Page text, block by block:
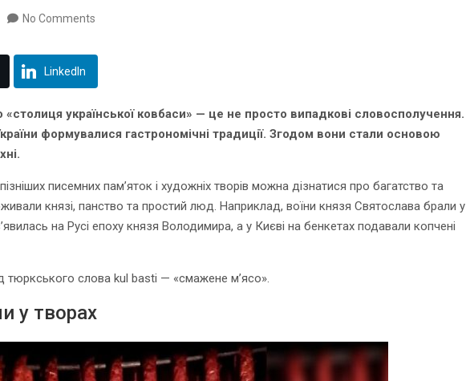
No Comments
LinkedIn
української ковбаси» — це не просто випадкові словосполучення.
формувалися гастрономічні традиції. Згодом вони стали основою
писемних пам’яток і художніх творів можна дізнатися про багатство та
князі, панство та простий люд. Наприклад, воїни князя Святослава брали у
на Русі епоху князя Володимира, а у Києві на бенкетах подавали копчені
тюркського слова kul basti — «смажене м’ясо».
у творах